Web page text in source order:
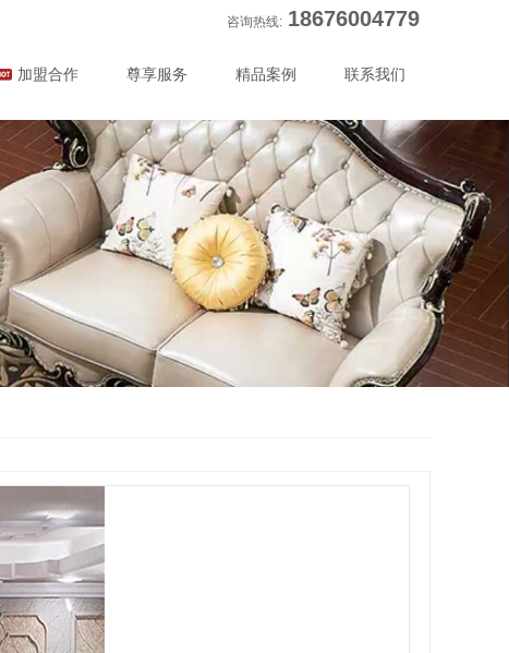
咨询热线: 18676004779
加盟合作 尊享服务 精品案例 联系我们